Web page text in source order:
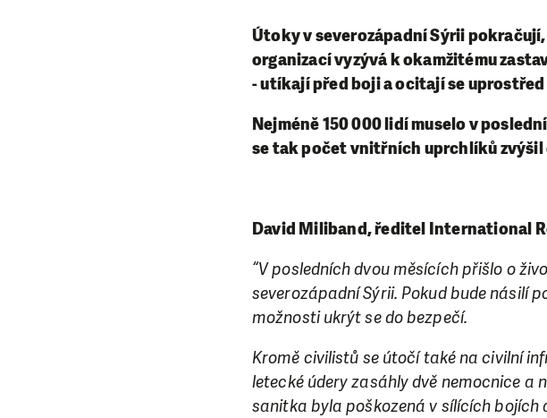
Útoky v severozápadní Sýrii
organizací vyzývá k okamžitému
- utíkají před boji a ocitají se
Nejméně 150 000 lidí muselo v
se tak počet vnitřních uprchlíků zvýšil
David Miliband, ředitel International
“V posledních dvou měsících přišlo o
severozápadní Sýrii. Pokud bude násilí
možnosti ukrýt se do bezpečí.
Kromě civilistů se útočí také na civilní
letecké údery zasáhly dvě nemocnice a
sanitka byla poškozená v sílících bojích